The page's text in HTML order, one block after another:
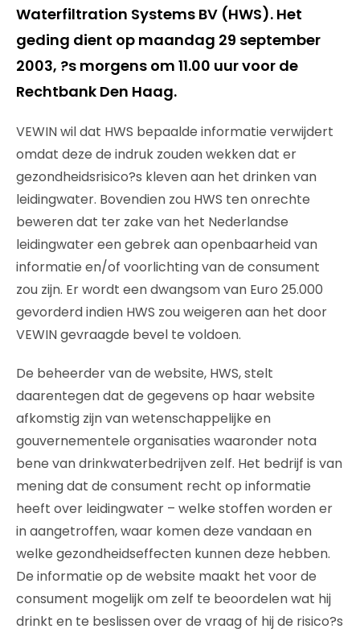
Waterfiltration Systems BV (HWS). Het
geding dient op maandag 29 september
2003, ?s morgens om 11.00 uur voor de
Rechtbank Den Haag.
VEWIN wil dat HWS bepaalde informatie verwijdert
omdat deze de indruk zouden wekken dat er
gezondheidsrisico?s kleven aan het drinken van
leidingwater. Bovendien zou HWS ten onrechte
beweren dat ter zake van het Nederlandse
leidingwater een gebrek aan openbaarheid van
informatie en/of voorlichting van de consument
zou zijn. Er wordt een dwangsom van Euro 25.000
gevorderd indien HWS zou weigeren aan het door
VEWIN gevraagde bevel te voldoen.
De beheerder van de website, HWS, stelt
daarentegen dat de gegevens op haar website
afkomstig zijn van wetenschappelijke en
gouvernementele organisaties waaronder nota
bene van drinkwaterbedrijven zelf. Het bedrijf is van
mening dat de consument recht op informatie
heeft over leidingwater – welke stoffen worden er
in aangetroffen, waar komen deze vandaan en
welke gezondheidseffecten kunnen deze hebben.
De informatie op de website maakt het voor de
consument mogelijk om zelf te beoordelen wat hij
drinkt en te beslissen over de vraag of hij de risico?s